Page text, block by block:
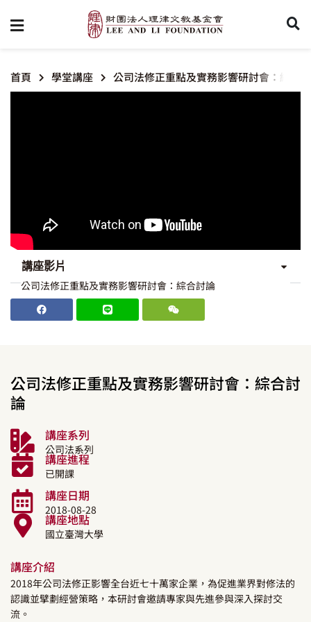
首頁 學堂講座 公司法修正重點及實務影響研討會：綜合
講座影片
公司法修正重點及實務影響研討會：綜合討論
公司法修正重點及實務影響研討會：綜合討
論
講座系列
公司法系列
講座進程
已開課
講座日期
2018-08-28
講座地點
國立臺灣大學
講座介紹
2018年公司法修正影響全台近七十萬家企業，為促進業界對修法的
認識並擘劃經營策略，本研討會邀請專家與先進參與深入探討交
流。